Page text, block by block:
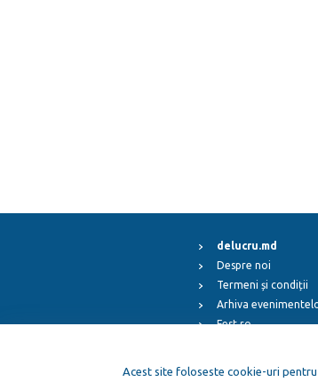
delucru.md
Despre noi
Termeni și condiții
Arhiva
Fest.ro
Acest site foloseste cookie-uri